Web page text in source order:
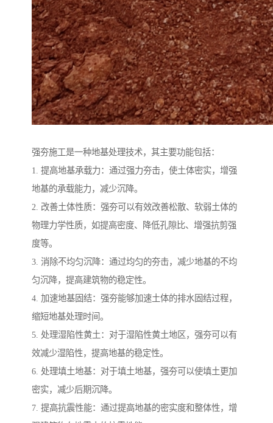
强夯施工是一种地基处理技术，其主要功能包括：
1. 提高地基承载力：通过强力夯击，使土体密实，增强
地基的承载能力，减少沉降。
2. 改善土体性质：强夯可以有效改善松散、软弱土体的
物理力学性质，如提高密度、降低孔隙比、增强抗剪强
度等。
3. 消除不均匀沉降：通过均匀的夯击，减少地基的不均
匀沉降，提高建筑物的稳定性。
4. 加速地基固结：强夯能够加速土体的排水固结过程，
缩短地基处理时间。
5. 处理湿陷性黄土：对于湿陷性黄土地区，强夯可以有
效减少湿陷性，提高地基的稳定性。
6. 处理填土地基：对于填土地基，强夯可以使填土更加
密实，减少后期沉降。
7. 提高抗震性能：通过提高地基的密实度和整体性，增